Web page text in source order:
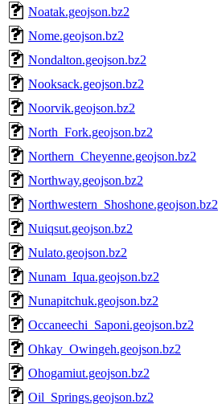
Noatak.geojson.bz2
Nome.geojson.bz2
Nondalton.geojson.bz2
Nooksack.geojson.bz2
Noorvik.geojson.bz2
North_Fork.geojson.bz2
Northern_Cheyenne.geojson.bz2
Northway.geojson.bz2
Northwestern_Shoshone.geojson.bz2
Nuiqsut.geojson.bz2
Nulato.geojson.bz2
Nunam_Iqua.geojson.bz2
Nunapitchuk.geojson.bz2
Occaneechi_Saponi.geojson.bz2
Ohkay_Owingeh.geojson.bz2
Ohogamiut.geojson.bz2
Oil_Springs.geojson.bz2